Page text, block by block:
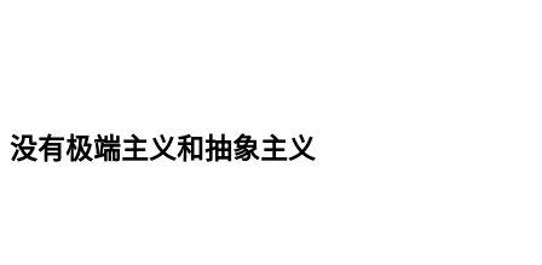
没有极端主义和抽象主义